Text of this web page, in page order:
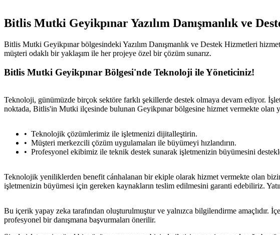
Bitlis Mutki Geyikpınar Yazılım Danışmanlık ve
Bitlis Mutki Geyikpınar bölgesindeki Yazılım Danışmanlık ve Destek Hizmetleri
müşteri odaklı bir yaklaşım ile her projeye özel bir çözüm sunarız.
Bitlis Mutki Geyikpınar Bölgesi'nde Teknoloji ile Yöneticiniz!
Teknoloji, günümüzde birçok sektöre farklı şekillerde destek olmaya devam ediyor.
noktada, Bitlis'in Mutki ilçesinde bulunan Geyikpınar bölgesine hizmet vermekte olan
Teknolojik çözümlerimiz ile işletmenizi dijitalleştirin.
Müşteri merkezcili çözüm uygulamaları ile büyümeyi hızlandırın.
Profesyonel ekibimiz ile teknik destek sunarak işletmenizin büyümesini
Teknolojik yeniliklerden benefit cánhalanan bir ekiple olarak hizmet vermekte olan
işletmenizin büyümesi için gereken kaynakların teslim edilmesini garanti edebiliriz.
Bu içerik yapay zeka tarafından oluşturulmuştur ve yalnızca bilgilendirme
profesyonel bir danışmana başvurmaları önerilir.